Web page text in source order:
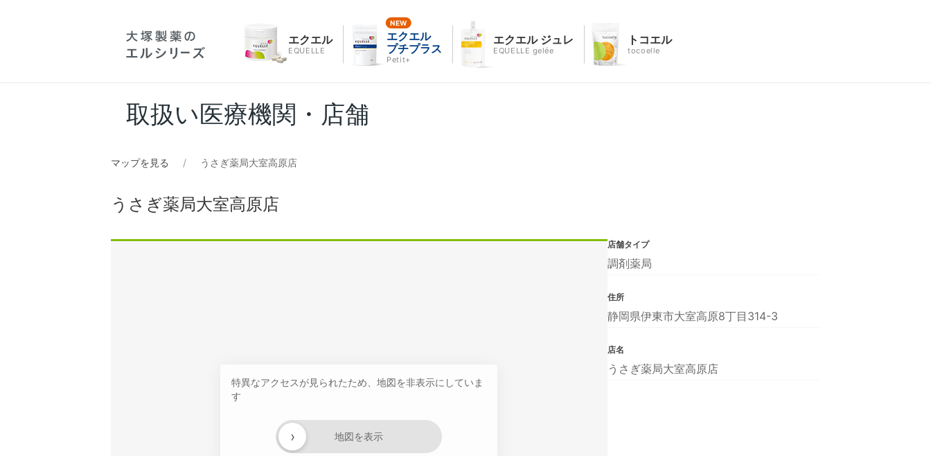
エクエル
EQUELLE
エクエル
プチプラス
Petit+
エクエル ジュレ
EQUELLE gelée
トコエル
tocoelle
取扱い医療機関・店舗
マップを見る うさぎ薬局大室高原店
うさぎ薬局大室高原店
特異なアクセスが見られたため、地図を非表示にしていま
す
地図を表示
›
店舗タイプ
調剤薬局
住所
静岡県伊東市大室高原8丁目314-3
店名
うさぎ薬局大室高原店